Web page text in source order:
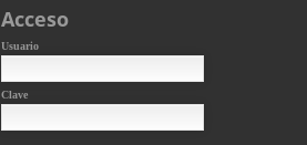
Acceso
Usuario
Clave